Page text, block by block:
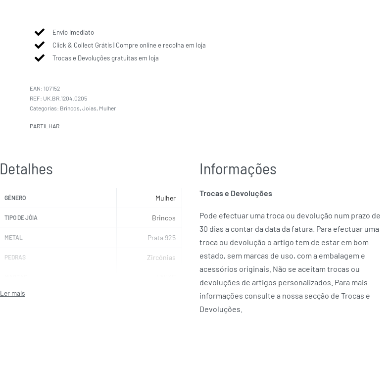
Envio Imediato
Click & Collect Grátis | Compre online e recolha em loja
Trocas e Devoluções gratuitas em loja
EAN: 107152
UK.BR.1204.0205
Categorias: Brincos,Joias, Mulher
PARTILHAR
Detalhes
GÉNERO Mulher
TIPO DE JÓIA Brincos
METAL Prata 925
PEDRAS Zircónias
Informações
Trocas e Devoluções
Pode efectuar uma troca ou devolução num prazo de
30 dias a contar da data da fatura. Para efectuar uma
troca ou devolução o artigo tem de estar em bom
estado, sem marcas de uso, com a embalagem e
acessórios originais. Não se aceitam trocas ou
devoluções de artigos personalizados. Para mais
informações consulte a nossa secção de Trocas e
Devoluções.